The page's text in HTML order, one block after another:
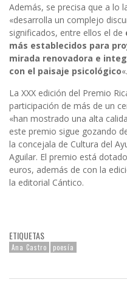
Además, se precisa que a lo
«desarrolla un complejo
significados, entre ellos el de
más establecidos para
mirada renovadora e
con el paisaje psicológico«.
La XXX edición del Premio
participación de más de un
«han mostrado una alta
este premio sigue gozando
la concejala de Cultura del
Aguilar. El premio está
euros, además de con la
la editorial Cántico.
ETIQUETAS
Ana Castro poesía